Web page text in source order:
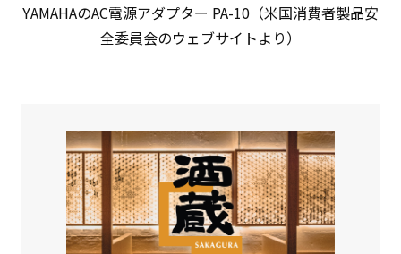
YAMAHAのAC電源アダプター PA-10（米国消費者製品安
全委員会のウェブサイトより）